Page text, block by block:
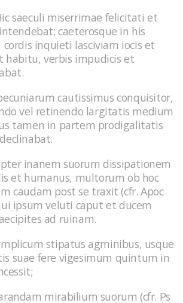
saeculi miserrimae felicitati et
caeterosque in his
cordis inquieti lasciviam iocis et
habitu, verbis impudicis et
cautissimus conquisitor,
vel retinendo largitatis medium
tamen in partem prodigalitatis
inanem suorum dissipationem
et humanus, multorum ob hoc
caudam post se traxit (cfr. Apoc
ipsum veluti caput et ducem
ad ruinam.
stipatus agminibus, usque
suae fere vigesimum quintum in
mirabilium suorum (cfr. Ps